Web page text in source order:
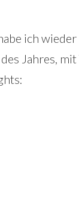
ich
Jahres,